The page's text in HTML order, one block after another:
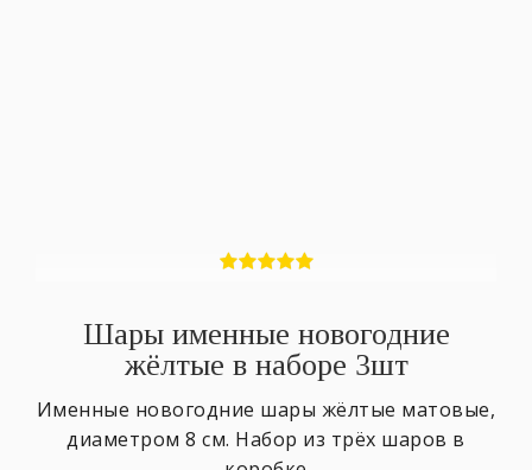
Шары именные новогодние
жёлтые в наборе 3шт
Именные новогодние шары жёлтые матовые,
диаметром 8 см. Набор из трёх шаров в